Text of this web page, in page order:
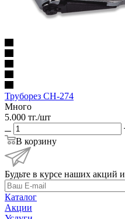
Труборез СН-274
Много
5.000 тг./шт
В корзину
Будьте в курсе наших акций
Каталог
Акции